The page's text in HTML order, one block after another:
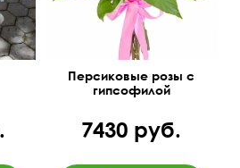
Персиковые розы с
гипсофилой
7430 руб.